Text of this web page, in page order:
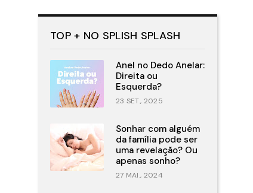
TOP + NO SPLISH SPLASH
Anel no Dedo Anelar:
Direita ou
Esquerda?
23 SET., 2025
Sonhar com alguém
da família pode ser
uma revelação? Ou
apenas sonho?
27 MAI., 2024